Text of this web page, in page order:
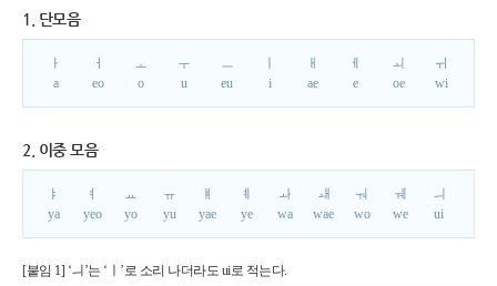
1. 단모음
ㅏ
a
ㅓ
eo
ㅗ
o
ㅜ
u
ㅡ
eu
i
ㅐ
ae
ㅔ
e
ㅚ
oe
ㅟ
wi
2. 이중 모음
ㅑ
ya
ㅕ
yeo
ㅛ
yo
ㅠ
yu
ㅒ
yae
ㅖ
ye
ㅘ
wa
ㅙ
wae
ㅝ
wo
ㅞ
we
ㅢ
ui
[붙임 1] ‘ㅢ’는 ‘ㅣ’로 소리 나더라도 ui로 적는다.